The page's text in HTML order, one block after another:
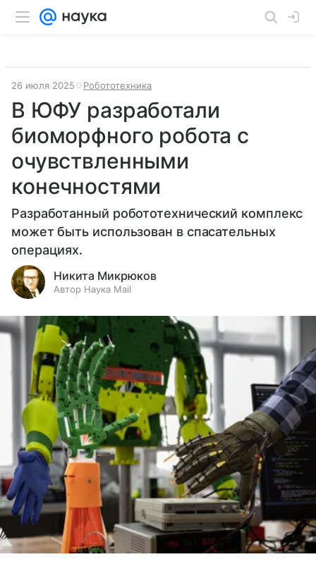
26 июля 2025 Робототехника
В ЮФУ разработали
биоморфного робота с
очувствленными
конечностями
Разработанный робототехнический комплекс
может быть использован в спасательных
операциях.
Никита Микрюков
Автор Наука Mail